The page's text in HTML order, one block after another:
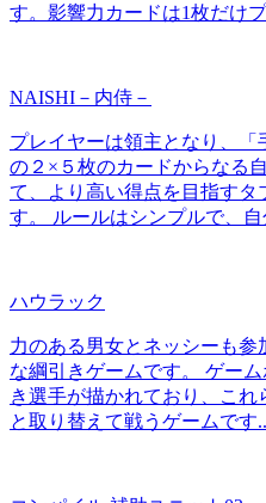
す。影響力カードは1枚だけ
NAISHI－内侍－
プレイヤーは領主となり、「
の２×５枚のカードからなる
て、より高い得点を目指す
す。 ルールはシンプルで、自
ハウラック
力のある男女とネッシーも
な綱引きゲームです。 ゲー
き選手が描かれており、こ
と取り替えて戦うゲームです